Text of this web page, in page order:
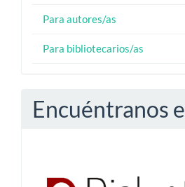
Para autores/as
Para bibliotecarios/as
Encuéntranos